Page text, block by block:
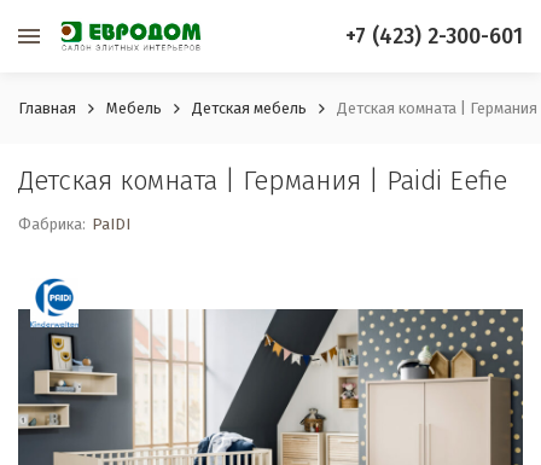
+7 (423) 2-300-601
Главная Мебель Детская мебель Детская комната |
Детская комната | Германия | Paidi Eefie
Фабрика: PaIDI